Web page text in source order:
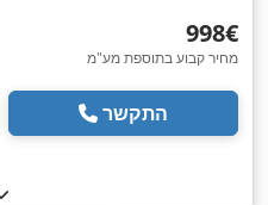
‏998 ‏€
מחיר קבוע בתוספת מע"מ
התקשר